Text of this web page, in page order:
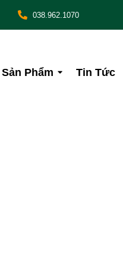
038.962.1070
Sản Phẩm Tin Tức